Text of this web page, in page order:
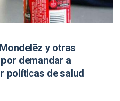
y otras
demandar a
políticas de salud